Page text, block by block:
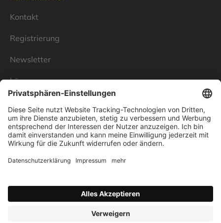
Kontakt
Registrierung
Newsletter
Lösungen
Über Linnenbecker
Unsere Standorte
Unternehmen
Datenschutz